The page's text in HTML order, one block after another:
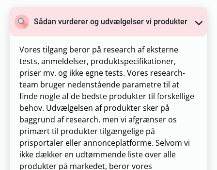
Sådan vurderer og udvælgelser vi produkter
Vores tilgang beror på research af eksterne
tests, anmeldelser, produktspecifikationer,
priser mv. og ikke egne tests. Vores research-
team bruger nedenstående parametre til at
finde nogle af de bedste produkter til forskellige
behov. Udvælgelsen af produkter sker på
baggrund af research, men vi afgrænser os
primært til produkter tilgængelige på
prisportaler eller annonceplatforme. Selvom vi
ikke dækker en udtømmende liste over alle
produkter på markedet, beror vores